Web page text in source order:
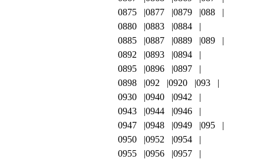
0875
0877 0879
088
0880
0883
0884
0885
0887 0889
089
0892
0893
0894
0895
0896
0897
0898
092 0920
093
0930
0940
0942
0943
0944
0946
0947
0948 0949
095
0950
0952
0954
0955
0956
0957